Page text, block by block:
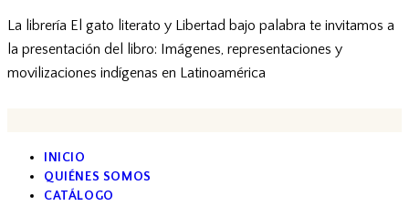
La librería El gato literato y Libertad bajo palabra te invitamos a
la presentación del libro: Imágenes, representaciones y
movilizaciones indígenas en Latinoamérica
INICIO
QUIÉNES SOMOS
CATÁLOGO